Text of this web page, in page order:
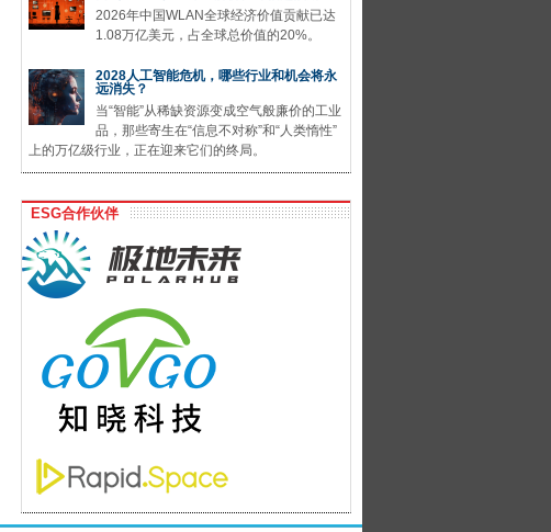
2026年中国WLAN全球经济价值贡献已达
1.08万亿美元，占全球总价值的20%。
2028人工智能危机，哪些行业和机会将永
远消失？
当“智能”从稀缺资源变成空气般廉价的工业
品，那些寄生在“信息不对称”和“人类惰性”
上的万亿级行业，正在迎来它们的终局。
ESG合作伙伴